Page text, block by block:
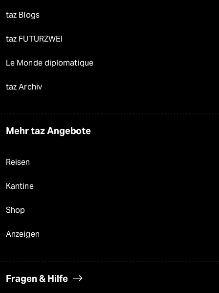
taz Blogs
taz FUTURZWEI
Le Monde diplomatique
taz Archiv
Mehr taz Angebote
Reisen
Kantine
Shop
Anzeigen
Fragen & Hilfe